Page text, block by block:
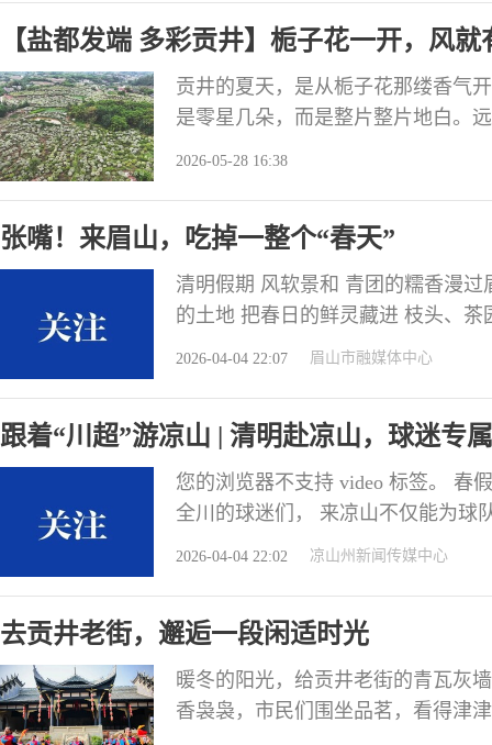
【盐都发端 多彩贡井】栀子花一开，风就
贡井的夏天，是从栀子花那缕香气
是零星几朵，而是整片整片地白。
2026-05-28 16:38
张嘴！来眉山，吃掉一整个“春天”
清明假期 风软景和 青团的糯香漫
的土地 把春日的鲜灵藏进 枝头、
间春色吃进嘴里~ 咬一口东坡笔下
2026-04-04 22:07 眉山市融媒体中心
跟着“川超”游凉山 | 清明赴凉山，球迷专
您的浏览器不支持 video 标签。 春
全川的球迷们， 来凉山不仅能为球
道彝族风味和烧烤、小吃！ 这份
2026-04-04 22:02 凉山州新闻传媒中心
去贡井老街，邂逅一段闲适时光
暖冬的阳光，给贡井老街的青瓦灰
香袅袅，市民们围坐品茗，看得津